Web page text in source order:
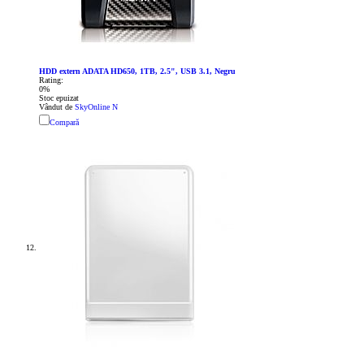
HDD extern ADATA HD650, 1TB, 2.5", USB 3.1, Negru
Rating:
0%
Stoc epuizat
Vândut de SkyOnline N
Compară